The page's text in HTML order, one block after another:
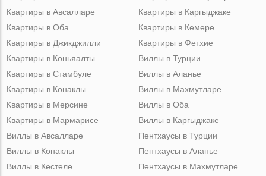
Квартиры в Авсалларе
Квартиры в Оба
Квартиры в Джикджилли
Квартиры в Каргыджаке
Квартиры в Кемере
Квартиры в Фетхие
Квартиры в Коньяалты
Квартиры в Стамбуле
Квартиры в Конаклы
Квартиры в Мерсине
Квартиры в Мармарисе
Виллы в Турции
Виллы в Аланье
Виллы в Махмутларе
Виллы в Оба
Виллы в Каргыджаке
Виллы в Авсалларе
Виллы в Конаклы
Виллы в Кестеле
Пентхаусы в Турции
Пентхаусы в Аланье
Пентхаусы в Махмутларе